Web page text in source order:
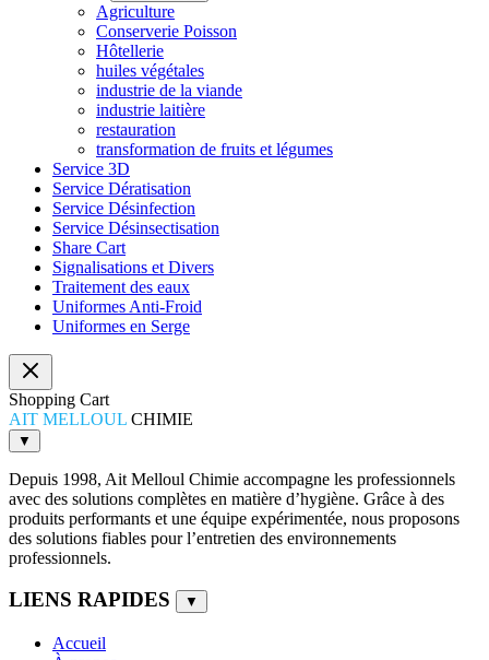
Agriculture
Conserverie Poisson
Hôtellerie
huiles végétales
industrie de la viande
industrie laitière
restauration
transformation de fruits et légumes
Service 3D
Service Dératisation
Service Désinfection
Service Désinsectisation
Share Cart
Signalisations et Divers
Traitement des eaux
Uniformes Anti-Froid
Uniformes en Serge
Shopping Cart
AIT MELLOUL CHIMIE
▼
Depuis 1998, Ait Melloul Chimie accompagne les professionnels
avec des solutions complètes en matière d’hygiène. Grâce à des
produits performants et une équipe expérimentée, nous proposons
des solutions fiables pour l’entretien des environnements
professionnels.
LIENS RAPIDES ▼
Accueil